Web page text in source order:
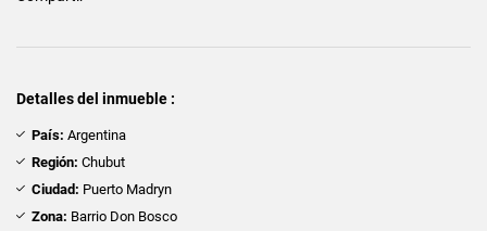
Detalles del inmueble :
País: Argentina
Región: Chubut
Ciudad: Puerto Madryn
Zona: Barrio Don Bosco